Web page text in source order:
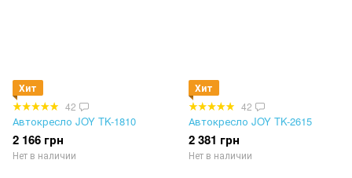
Хит
42
Автокресло JOY TK-1810
2 166 грн
Нет в наличии
Хит
42
Автокресло JOY TK-2615
2 381 грн
Нет в наличии